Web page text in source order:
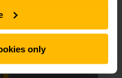
only